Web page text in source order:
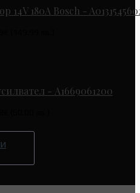
14V 180A Bosch -
(149.99 лв.)
- A1669061200
(60.00 лв.)